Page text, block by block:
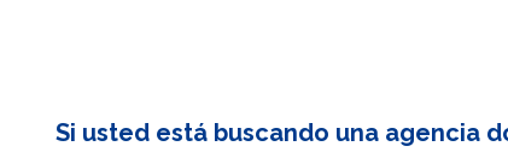
Si usted está buscando una agencia